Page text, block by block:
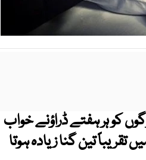
کو ہر ہفتے ڈراؤنے خواب
تین گنا زیادہ ہوتا